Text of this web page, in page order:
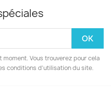
Vous trouverez pour cela
conditions d'utilisation du site.